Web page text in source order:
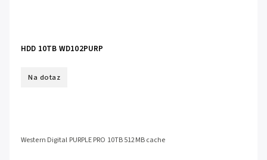
HDD 10TB WD102PURP
Na dotaz
Western Digital PURPLE PRO 10TB 512MB cache